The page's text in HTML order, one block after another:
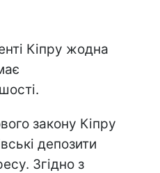
Кіпру жодна
закону Кіпру
депозити
Згідно з